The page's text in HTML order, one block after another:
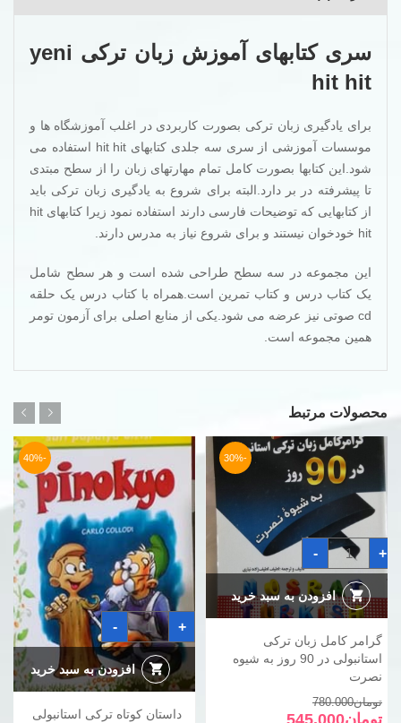
سری کتابهای آموزش زبان ترکی yeni
hit hit
برای یادگیری زبان ترکی بصورت کاربردی در اغلب آموزشگاه ها و
موسسات آموزشی از سری سه جلدی کتابهای hit hit استفاده می
شود.این کتابها بصورت کامل تمام مهارتهای زبان را از سطح مبتدی
تا پیشرفته در بر دارد.البته برای شروع به یادگیری زبان ترکی باید
از کتابهایی که توضیحات فارسی دارند استفاده نمود زیرا کتابهای hit
hit خودخوان نیستند و برای شروع نیاز به مدرس دارند.
این مجموعه در سه سطح طراحی شده است و هر سطح شامل
یک کتاب درس و کتاب تمرین است.همراه با کتاب درس یک حلقه
cd صوتی نیز عرضه می شود.یکی از منابع اصلی برای آزمون تومر
همین مجموعه است.
محصولات مرتبط
-30%
-
گرامر
کامل
زبان
ترکی
استانبولی
در
90
به
شیوه
نصرت
عدد
+
افزودن به سبد خرید
گرامر کامل زبان ترکی
استانبولی در 90 روز به شیوه
نصرت
تومان780.000قیمت
اصلی
تومان545.000
قیمت
فعلی
-40%
-
داستان
کوتاه
ترکی
استانبولی
pinokyo
عدد
+
افزودن به سبد خرید
داستان کوتاه ترکی استانبولی